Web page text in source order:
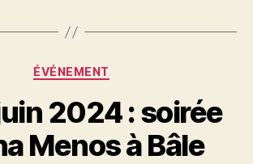
Catégories
ÉVÉNEMENT
2024 : soirée
Menos à Bâle